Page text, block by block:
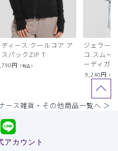
ディース:クールコア ア
スパックZIP T
円 （税込）
ジェラー
コ:スムー
ーディガン
9,240円 （税
ース雑貨・その他商品一覧へ ＞
アカウント